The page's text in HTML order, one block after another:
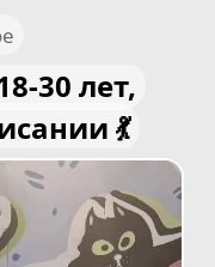
30 лет,
💃